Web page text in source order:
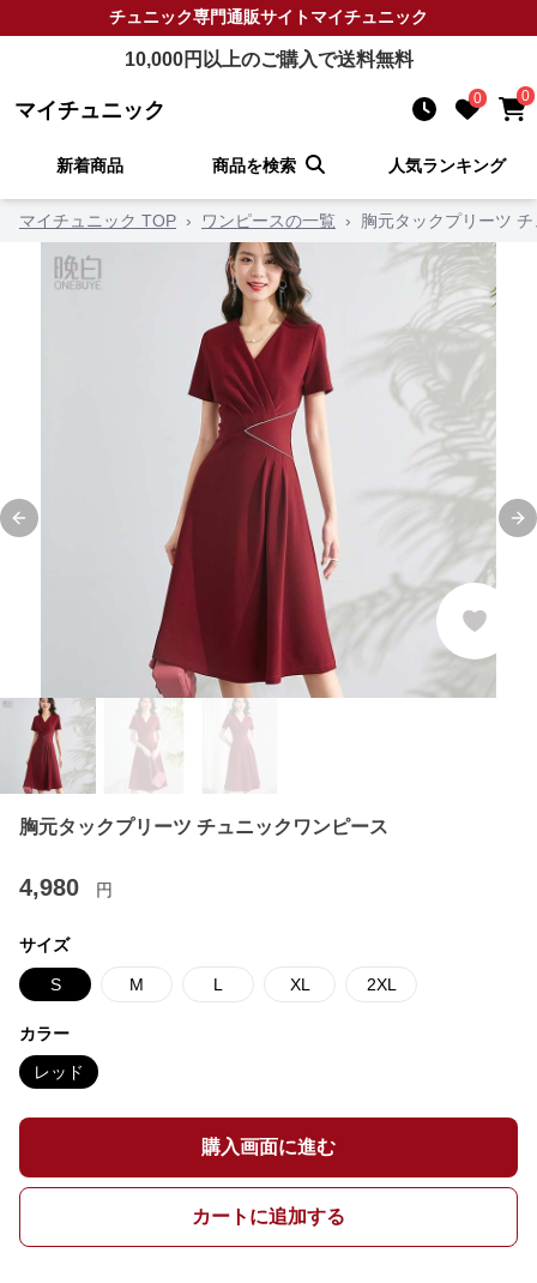
チュニック専門通販サイトマイチュニック
10,000円以上のご購入で送料無料
マイチュニック 0 0
新着商品 商品を検索 人気ランキング
マイチュニック TOP › ワンピースの一覧 › 胸元タックプリーツ
Previous slide
胸元タックプリーツ チュニックワンピース
4,980 円
サイズ
S M L XL 2XL
カラー
レッド
購入画面に進む
カートに追加する